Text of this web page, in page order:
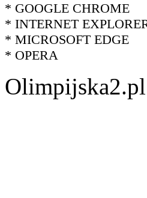
* GOOGLE CHROME
* INTERNET
* MICROSOFT EDGE
* OPERA